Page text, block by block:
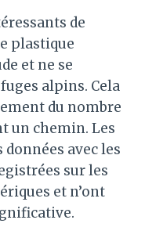
de
plastique
et ne se
alpins. Cela
du nombre
un chemin. Les
avec les
sur les
et n’ont